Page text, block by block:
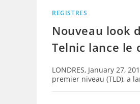
REGISTRES
Nouveau look
Telnic lance le
LONDRES, January 27,
premier niveau (TLD), a